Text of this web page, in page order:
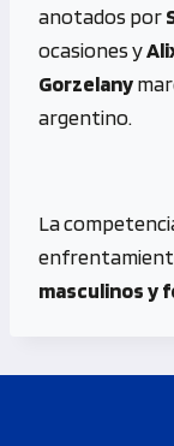
anotados por
ocasiones y
Gorzelany
argentino.
La
masculinos y